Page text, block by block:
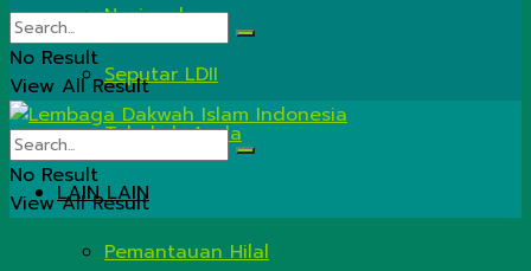
Nasional
Seputar LDII
Tahukah Anda
LAIN LAIN
Pemantauan Hilal
No Result
View All Result
No Result
View All Result